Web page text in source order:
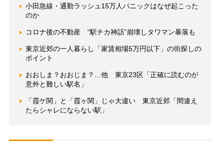
小田急線・通勤ラッシュ15万人パニックはなぜ起こった
のか
コロナ後の不動産 “駅チカ神話”崩壊しタワマン暴落も
東京近郊の一人暮らし「家賃相場5万円以下」の街探しの
ポイント
おおしま？おおじま？…他 東京23区「正確に読むのが
意外と難しい駅名」
「霞ケ関」と「霞ヶ関」じゃ大違い 東京近郊「間違え
たらシャレにならない駅」